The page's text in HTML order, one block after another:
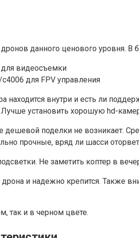
данного ценового уровня. В
видеосъемки
для FPV управления
находится внутри и есть ли
Лучше установить хорошую hd-
поделки не возникает.
прочные, вряд ли шасси
Не заметить коптер в
дрона и надежно крепится.
так и в черном цвете.